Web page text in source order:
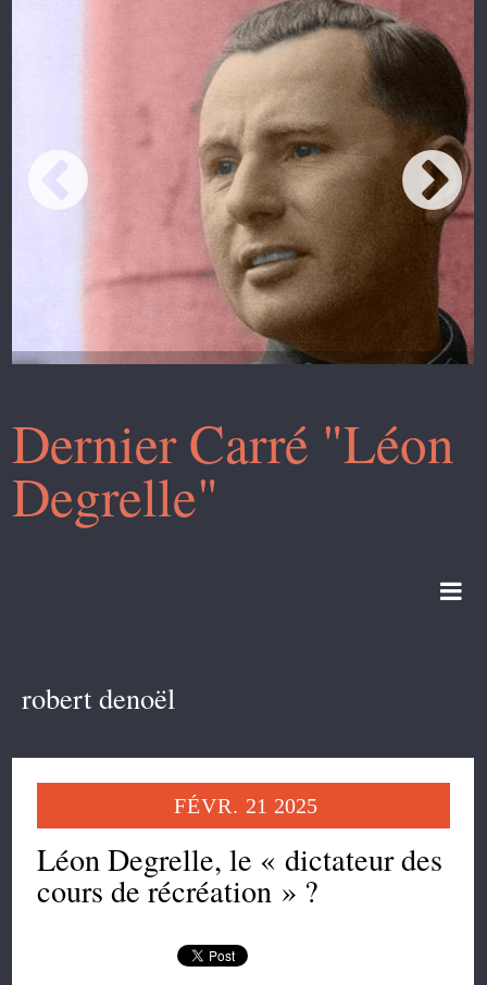
Dernier Carré "Léon
Degrelle"
robert denoël
FÉVR. 21 2025
Léon Degrelle, le « dictateur des
cours de récréation » ?